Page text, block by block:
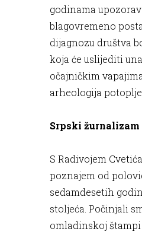
godinama
blagovremeno
dijagnozu društva
koja će uslijediti
očajničkim
arheologija
Srpski žurnalizam
S Radivojem
poznajem od
sedamdesetih
stoljeća. Počinjali
omladinskoj